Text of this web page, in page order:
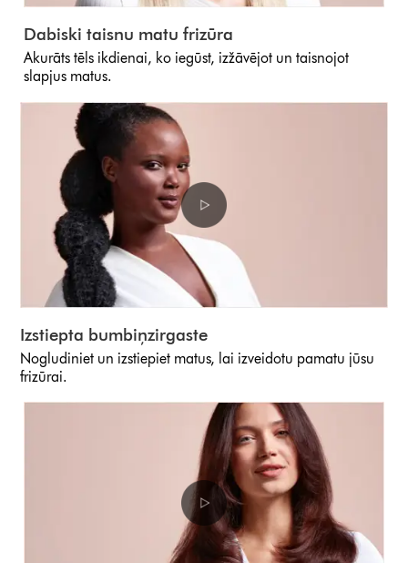
Dabiski taisnu matu frizūra
Akurāts tēls ikdienai, ko iegūst, izžāvējot un taisnojot
slapjus matus.
Izstiepta bumbiņzirgaste
Nogludiniet un izstiepiet matus, lai izveidotu pamatu jūsu
frizūrai.